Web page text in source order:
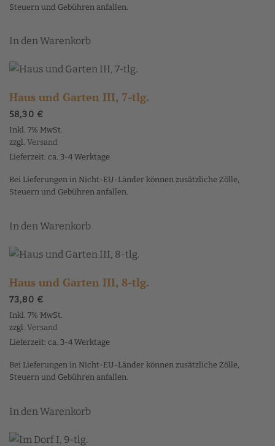
Steuern und Gebühren anfallen.
In den Warenkorb
Haus und Garten III, 7-tlg.
58,30 €
Inkl. 7% MwSt.
zzgl. Versand
Lieferzeit: ca. 3-4 Werktage
Bei Lieferungen in Nicht-EU-Länder können zusätzliche Zölle,
Steuern und Gebühren anfallen.
In den Warenkorb
Haus und Garten III, 8-tlg.
73,80 €
Inkl. 7% MwSt.
zzgl. Versand
Lieferzeit: ca. 3-4 Werktage
Bei Lieferungen in Nicht-EU-Länder können zusätzliche Zölle,
Steuern und Gebühren anfallen.
In den Warenkorb